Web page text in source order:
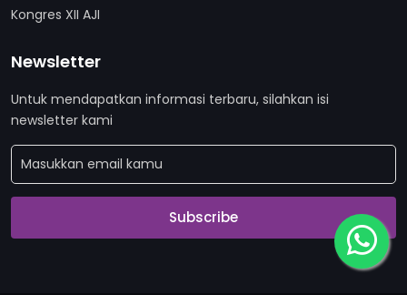
Kongres XII AJI
Newsletter
Untuk mendapatkan informasi terbaru, silahkan isi
newsletter kami
Subscribe